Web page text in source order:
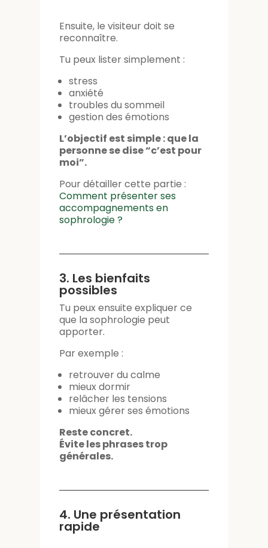
Ensuite, le visiteur doit se
reconnaître.
Tu peux lister simplement :
stress
anxiété
troubles du sommeil
gestion des émotions
L’objectif est simple :que la
personne se dise “c’est pour
moi”.
Pour détailler cette partie :
Comment présenter ses
accompagnements en
sophrologie?
3. Les bienfaits
possibles
Tu peux ensuite expliquer ce
que la sophrologie peut
apporter.
Par exemple :
retrouver du calme
mieux dormir
relâcher les tensions
mieux gérer ses émotions
Reste concret.
Évite les phrases trop
générales.
4. Une présentation
rapide